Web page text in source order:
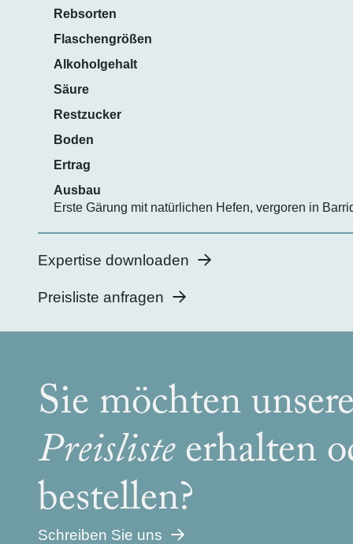
Rebsorten
Flaschengrößen
Alkoholgehalt
Säure
Restzucker
Boden
Ertrag
Ausbau
Erste Gärung mit natürlichen Hefen, vergoren in
Expertise downloaden
Preisliste anfragen
Sie möchten
Preislisteerhalten
bestellen?
Schreiben Sie uns